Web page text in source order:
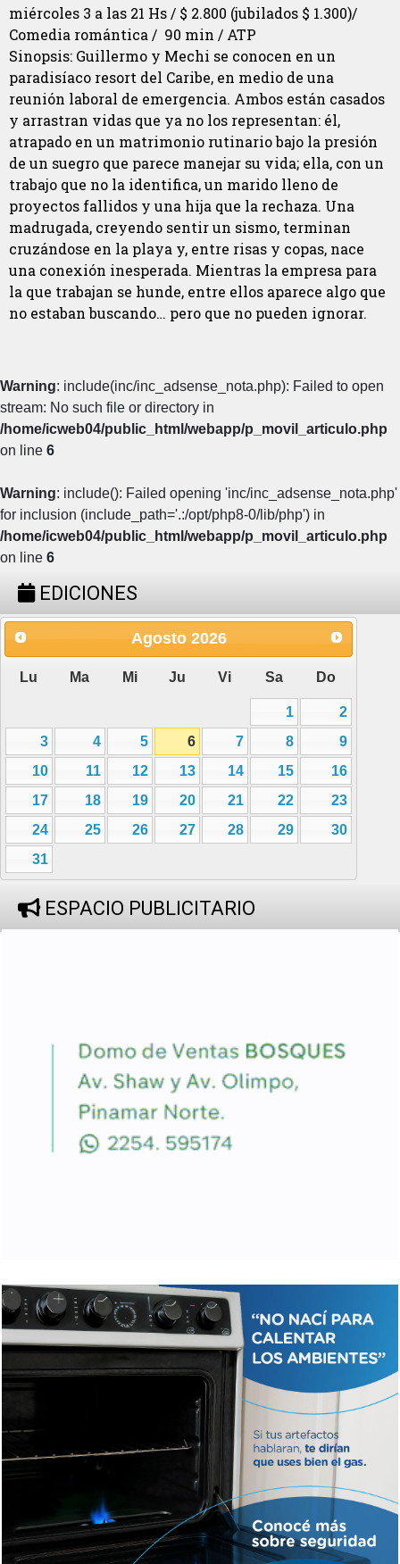
miércoles 3 a las 21 Hs / $ 2.800 (jubilados $ 1.300)/
Comedia romántica / 90 min / ATP
Sinopsis: Guillermo y Mechi se conocen en un
paradisíaco resort del Caribe, en medio de una
reunión laboral de emergencia. Ambos están casados
y arrastran vidas que ya no los representan: él,
atrapado en un matrimonio rutinario bajo la presión
de un suegro que parece manejar su vida; ella, con un
trabajo que no la identifica, un marido lleno de
proyectos fallidos y una hija que la rechaza. Una
madrugada, creyendo sentir un sismo, terminan
cruzándose en la playa y, entre risas y copas, nace
una conexión inesperada. Mientras la empresa para
la que trabajan se hunde, entre ellos aparece algo que
no estaban buscando… pero que no pueden ignorar.
Warning: include(inc/inc_adsense_nota.php): Failed to open
stream: No such file or directory in
/home/icweb04/public_html/webapp/p_movil_articulo.php
on line 6
Warning: include(): Failed opening 'inc/inc_adsense_nota.php'
for inclusion (include_path='.:/opt/php8-0/lib/php') in
/home/icweb04/public_html/webapp/p_movil_articulo.php
on line 6
EDICIONES
Agosto 2026
Lu Ma Mi Ju Vi Sa Do
1
2
3
4 5 6 7 8
9
10
11 12 13 14 15
16
17
18 19 20 21 22
23
24
25 26 27 28 29
30
31
ESPACIO PUBLICITARIO